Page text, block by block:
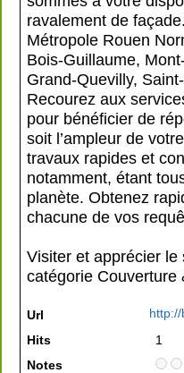
ravalement de
Métropole Rouen
Bois-Guillaume,
Grand-Quevilly,
Recourez aux
pour bénéficier de
soit l’ampleur de
travaux rapides et
notamment, étant
planète. Obtenez
chacune de vos
Visiter et apprécier
catégorie Couverture
Url
Hits
1
Notes